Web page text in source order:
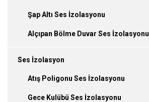
Şap Altı Ses İzolasyonu
Alçıpan Bölme Duvar Ses İzolasyonu
Ses İzolasyon
Atış Poligonu Ses İzolasyonu
Gece Kulübü Ses İzolasyonu